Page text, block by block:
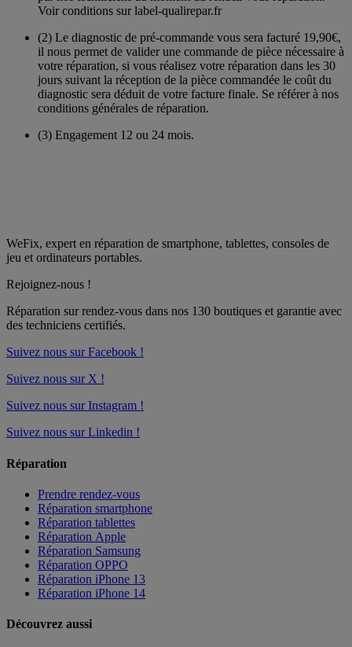
Voir conditions sur label-qualirepar.fr
(2) Le diagnostic de pré-commande vous sera facturé 19,90€,
il nous permet de valider une commande de pièce nécessaire à
votre réparation, si vous réalisez votre réparation dans les 30
jours suivant la réception de la pièce commandée le coût du
diagnostic sera déduit de votre facture finale. Se référer à nos
conditions générales de réparation.
(3) Engagement 12 ou 24 mois.
WeFix, expert en réparation de smartphone, tablettes, consoles de
jeu et ordinateurs portables.
Rejoignez-nous !
Réparation sur rendez-vous dans nos 130 boutiques et garantie avec
des techniciens certifiés.
Suivez nous sur Facebook !
Suivez nous sur X !
Suivez nous sur Instagram !
Suivez nous sur Linkedin !
Réparation
Prendre rendez-vous
Réparation smartphone
Réparation tablettes
Réparation Apple
Réparation Samsung
Réparation OPPO
Réparation iPhone 13
Réparation iPhone 14
Découvrez aussi